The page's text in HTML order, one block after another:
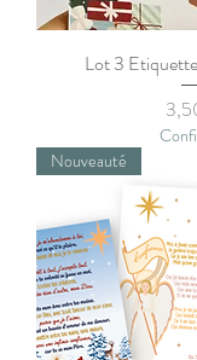
Lot 3
Prix
Nouveauté